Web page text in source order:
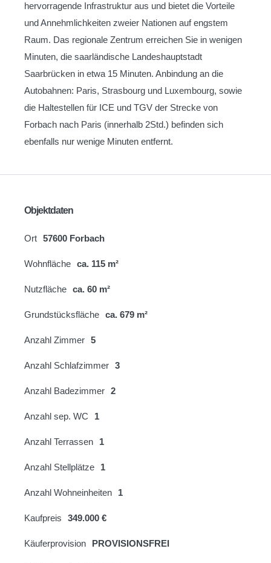
hervorragende Infrastruktur aus und bietet die Vorteile
und Annehmlichkeiten zweier Nationen auf engstem
Raum. Das regionale Zentrum erreichen Sie in wenigen
Minuten, die saarländische Landeshauptstadt
Saarbrücken in etwa 15 Minuten. Anbindung an die
Autobahnen: Paris, Strasbourg und Luxembourg, sowie
die Haltestellen für ICE und TGV der Strecke von
Forbach nach Paris (innerhalb 2Std.) befinden sich
ebenfalls nur wenige Minuten entfernt.
Objektdaten
Ort 57600 Forbach
Wohnfläche ca. 115 m²
Nutzfläche ca. 60 m²
Grundstücksfläche ca. 679 m²
Anzahl Zimmer 5
Anzahl Schlafzimmer 3
Anzahl Badezimmer 2
Anzahl sep. WC 1
Anzahl Terrassen 1
Anzahl Stellplätze 1
Anzahl Wohneinheiten 1
Kaufpreis 349.000 €
Käuferprovision PROVISIONSFREI